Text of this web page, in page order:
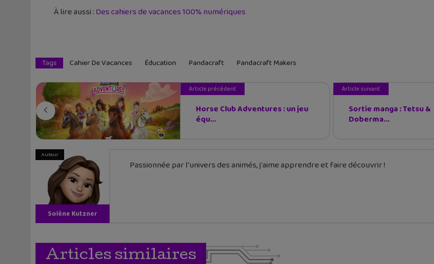
À lire aussi :Des cahiers de vacances 100% numériques
Tags Cahier De Vacances Éducation Pandacraft Pandacraft Makers
Article précédent
Horse Club Adventures : un jeu
équ...
Article suivant
Sortie manga : Tetsu &
Doberma...
Auteur
Solène Kutzner
Passionnée par l'univers des animés, j'aime apprendre et faire découvrir !
Articles similaires